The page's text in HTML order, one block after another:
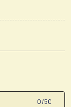
0 /50